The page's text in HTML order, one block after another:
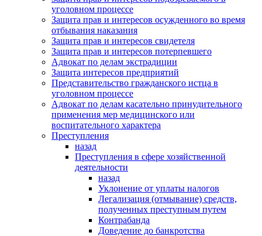
уголовном процессе
Защита прав и интересов осужденного во время
отбывания наказания
Защита прав и интересов свидетеля
Защита прав и интересов потерпевшего
Адвокат по делам экстрадиции
Защита интересов предприятий
Представительство гражданского истца в
уголовном процессе
Адвокат по делам касательно принудительного
применения мер медицинского или
воспитательного характера
Преступления
назад
Преступления в сфере хозяйственной
деятельности
назад
Уклонение от уплаты налогов
Легализация (отмывание) средств,
полученных преступным путем
Контрабанда
Доведение до банкротства